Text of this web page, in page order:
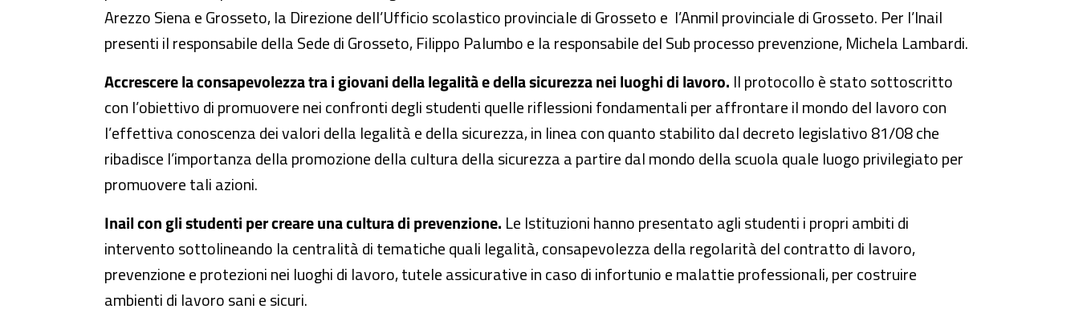
Arezzo Siena e Grosseto, la Direzione dell’Ufficio scolastico provinciale di Grosseto e l’Anmil provinciale di Grosseto. Per l’Inail
presenti il responsabile della Sede di Grosseto, Filippo Palumbo e la responsabile del Sub processo prevenzione, Michela Lambardi.
Accrescere la consapevolezza tra i giovani della legalità e della sicurezza nei luoghi di lavoro. Il protocollo è stato sottoscritto
con l’obiettivo di promuovere nei confronti degli studenti quelle riflessioni fondamentali per affrontare il mondo del lavoro con
l’effettiva conoscenza dei valori della legalità e della sicurezza, in linea con quanto stabilito dal decreto legislativo 81/08 che
ribadisce l’importanza della promozione della cultura della sicurezza a partire dal mondo della scuola quale luogo privilegiato per
promuovere tali azioni.
Inail con gli studenti per creare una cultura di prevenzione. Le Istituzioni hanno presentato agli studenti i propri ambiti di
intervento sottolineando la centralità di tematiche quali legalità, consapevolezza della regolarità del contratto di lavoro,
prevenzione e protezioni nei luoghi di lavoro, tutele assicurative in caso di infortunio e malattie professionali, per costruire
ambienti di lavoro sani e sicuri.